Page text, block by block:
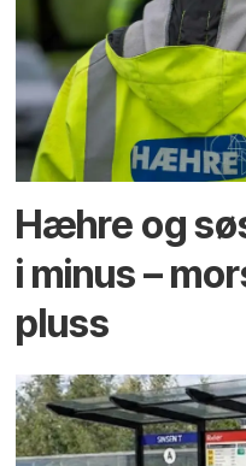
Hæhre og
i minus –
pluss